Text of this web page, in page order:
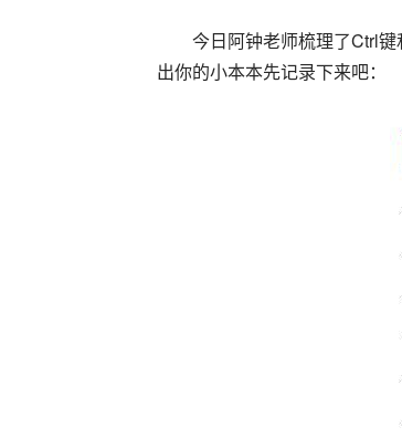
今日阿钟老师梳理了Ctrl
出你的小本本先记录下来吧：